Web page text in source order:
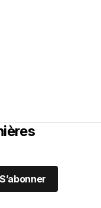
S’abonner